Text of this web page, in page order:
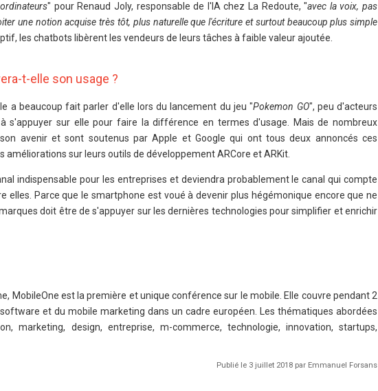
" pour Renaud Joly, responsable de l'IA chez La Redoute, "avec la voix, pas
une notion acquise très tôt, plus naturelle que l'écriture et surtout beaucoup plus simple
les chatbots libèrent les vendeurs de leurs tâches à faible valeur ajoutée.
t-elle son usage ?
a beaucoup fait parler d'elle lors du lancement du jeu "Pokemon GO", peu d'acteurs
s'appuyer sur elle pour faire la différence en termes d'usage. Mais de nombreux
avenir et sont soutenus par Apple et Google qui ont tous deux annoncés ces
sur leurs outils de développement ARCore et ARKit.
indispensable pour les entreprises et deviendra probablement le canal qui compte
elles. Parce que le smartphone est voué à devenir plus hégémonique encore que ne
doit être de s'appuyer sur les dernières technologies pour simplifier et enrichir
MobileOne est la première et unique conférence sur le mobile. Elle couvre pendant 2
et du mobile marketing dans un cadre européen. Les thématiques abordées
marketing, design, entreprise, m-commerce, technologie, innovation, startups,
Publié le 3 juillet 2018 par Emmanuel Forsans